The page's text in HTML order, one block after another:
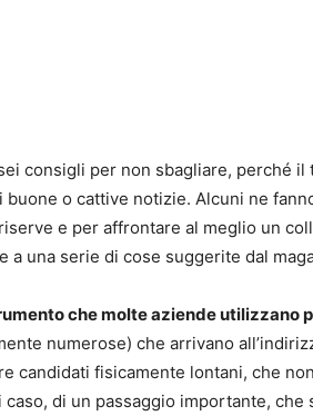
consigli per non sbagliare, perché il
o cattive notizie. Alcuni ne
e per affrontare al meglio un
una serie di cose suggerite dal
che molte aziende utilizzano
numerose) che arrivano
candidati fisicamente lontani, che
di un passaggio importante, che